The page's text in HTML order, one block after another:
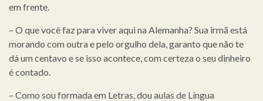
em frente.
– O que você faz para viver aqui na Alemanha? Sua irmã está
morando com outra e pelo orgulho dela, garanto que não te
dá um centavo e se isso acontece, com certeza o seu dinheiro
é contado.
– Como sou formada em Letras, dou aulas de Língua